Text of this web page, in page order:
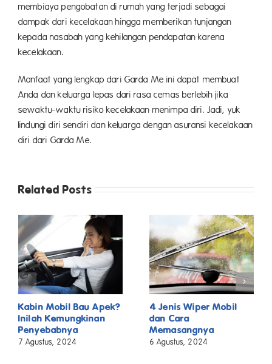
membiaya pengobatan di rumah yang terjadi sebagai
dampak dari kecelakaan hingga memberikan tunjangan
kepada nasabah yang kehilangan pendapatan karena
Manfaat yang lengkap dari Garda Me ini dapat membuat
Anda dan keluarga lepas dari rasa cemas berlebih jika
sewaktu-waktu risiko kecelakaan menimpa diri. Jadi, yuk
lindungi diri sendiri dan keluarga dengan asuransi kecelakaan
diri dari Garda Me.
Related Posts
Kabin Mobil Bau Apek?
Inilah Kemungkinan
Penyebabnya
7 Agustus, 2024
4 Jenis Wiper Mobil
dan Cara
Memasangnya
6 Agustus, 2024